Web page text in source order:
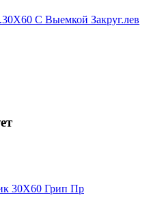
С Выемкой Закруг.лев
30X60 Грип Пр